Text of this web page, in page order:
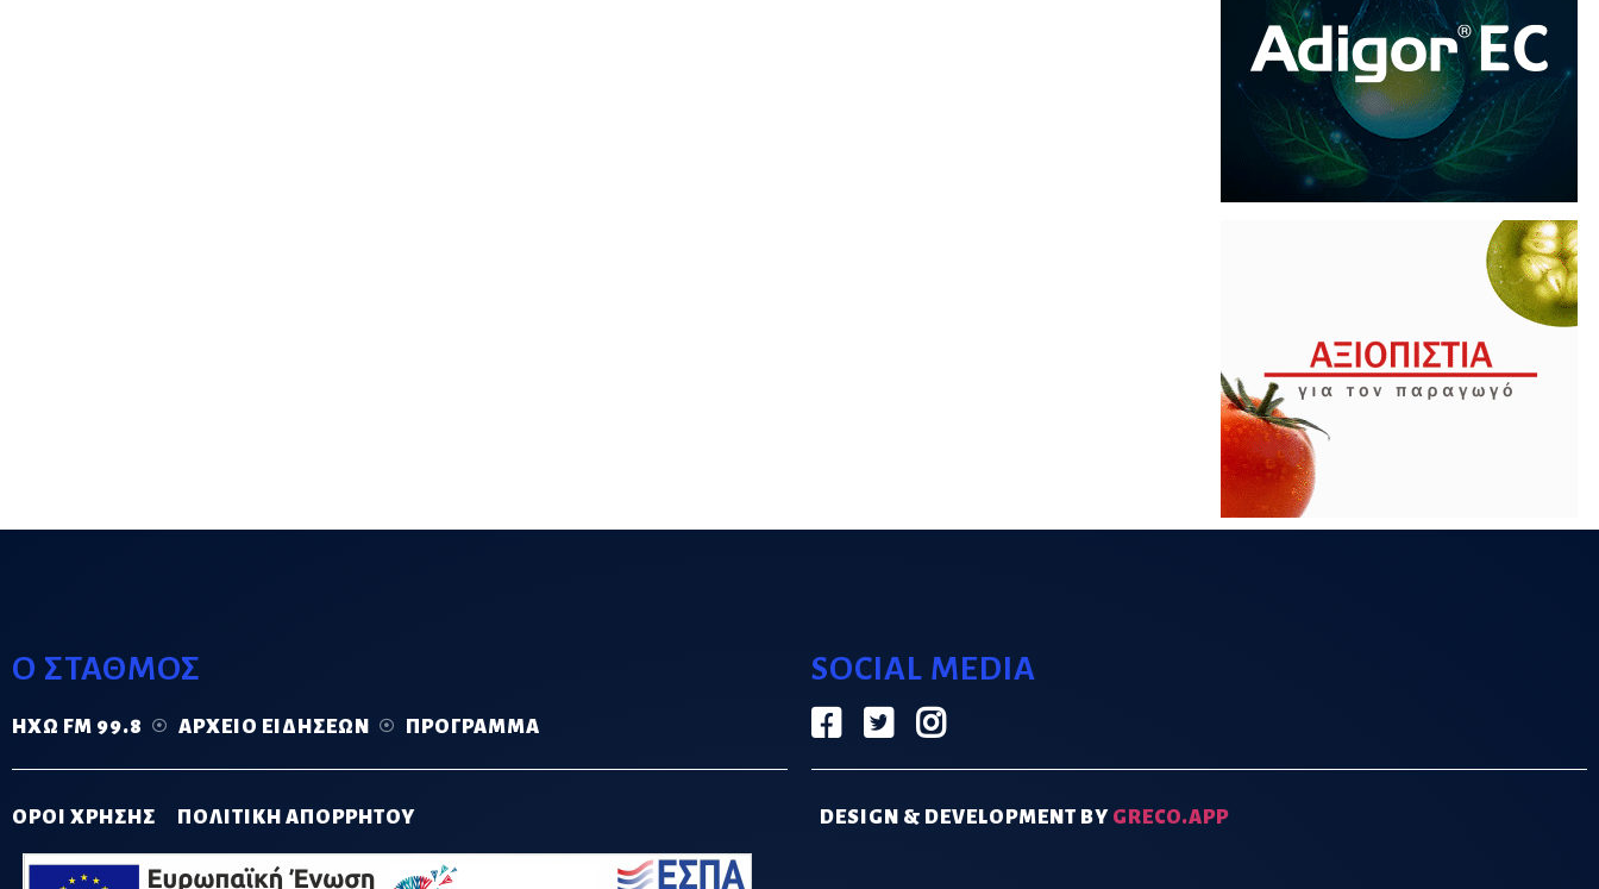
Ο ΣΤΑΘΜΟΣ
ΗΧΏ FM 99.8 ΑΡΧΕΊΟ ΕΙΔΉΣΕΩΝ ΠΡΌΓΡΑΜΜΑ
SOCIAL MEDIA
ΟΡΟΙ ΧΡΗΣΗΣ ΠΟΛΙΤΙΚΗ ΑΠΟΡΡΗΤΟΥ DESIGN & DEVELOPMENT BY GRECO.APP